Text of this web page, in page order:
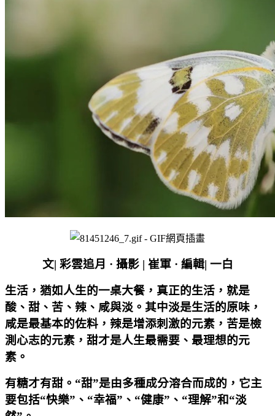
文| 彩雲追月 · 攝影| 崔軍 · 編輯| 一白
生活，猶如人生的一桌大餐，真正的生活，就是
酸、甜、苦、辣、咸與淡。其中淡是生活的原味，
咸是最基本的佐料，辣是增添刺激的元素，苦是檢
測心志的元素，甜才是人生最需要、最理想的元
素。
有糖才有甜。“甜”是由多種成分溶合而成的，它主
要包括“快樂”、“幸福”、“健康”、“理解”和“淡